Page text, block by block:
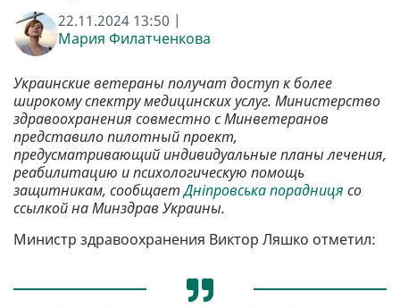
22.11.2024 13:50 |
Мария Филатченкова
Украинские ветераны получат доступ к более
широкому спектру медицинских услуг. Министерство
здравоохранения совместно с Минветеранов
представило пилотный проект,
предусматривающий индивидуальные планы лечения,
реабилитацию и психологическую помощь
защитникам, сообщаетДніпровська порадниця со
ссылкой на Минздрав Украины.
Министр здравоохранения Виктор Ляшко отметил: